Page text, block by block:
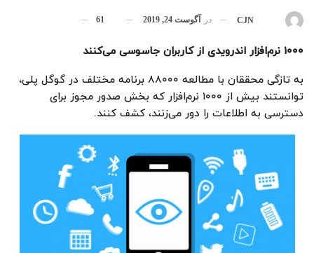
CJN در آگوست 24, 2019 61
۱۰۰۰ نرم‌افزار اندرویدی از کاربران جاسوسی می‌کنند
به تازگی محققان با مطالعه ۸۸۰۰۰ برنامه مختلف در گوگل پلی،
توانستند بیش از ۱۰۰۰ نر‌م‌افزار که بخش صدور مجوز برای
دسترسی به اطلاعات را دور می‌زنند، کشف کنند.